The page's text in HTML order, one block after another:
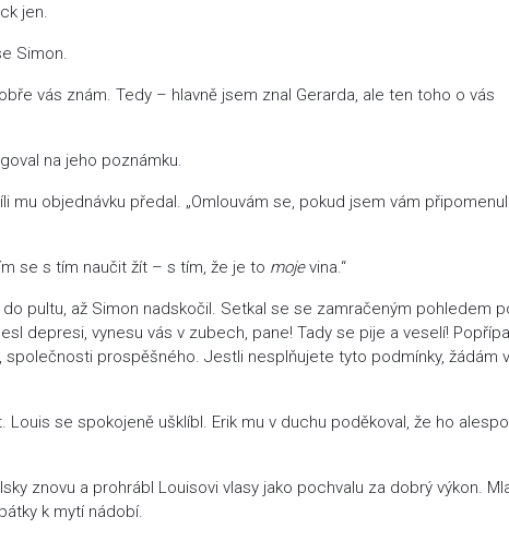
jen.
Simon.
vás znám. Tedy – hlavně jsem znal Gerarda, ale ten toho o vás
na jeho poznámku.
mu objednávku předal. „Omlouvám se, pokud jsem vám připomenul
se s tím naučit žít – s tím, že je to mojevina.“
pultu, až Simon nadskočil. Setkal se se zamračeným pohledem
depresi, vynesu vás v zubech, pane! Tady se pije a veselí!
prospěšného. Jestli nesplňujete tyto podmínky, žádám
se spokojeně ušklíbl. Erik mu v duchu poděkoval, že ho
znovu a prohrábl Louisovi vlasy jako pochvalu za dobrý výkon.
k mytí nádobí.